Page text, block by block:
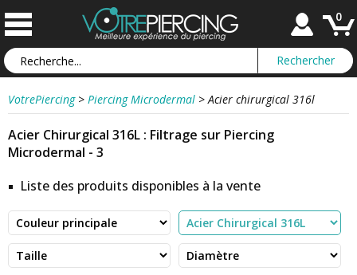
0
VotrePiercing > Piercing Microdermal > Acier chirurgical 316l
Acier Chirurgical 316L : Filtrage sur Piercing
Microdermal - 3
Liste des produits disponibles à la vente